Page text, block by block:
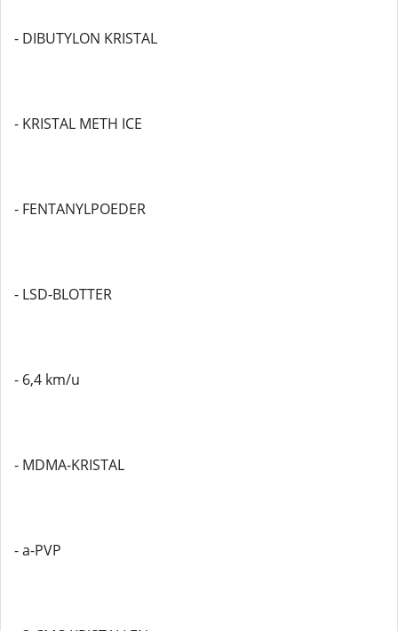
- DIBUTYLON KRISTAL
- KRISTAL METH ICE
- FENTANYLPOEDER
- LSD-BLOTTER
- 6,4 km/u
- MDMA-KRISTAL
- a-PVP